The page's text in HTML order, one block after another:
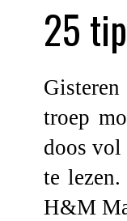
25
troep
doos vol
te
H&M